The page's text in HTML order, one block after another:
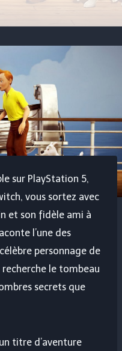
sur PlayStation 5,
vous sortez avec
et son fidèle ami à
l’une des
personnage de
le tombeau
secrets que
titre d’aventure